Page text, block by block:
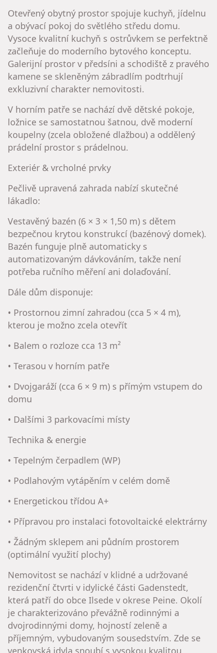
Otevřený obytný prostor spojuje kuchyň, jídelnu
a obývací pokoj do světlého středu domu.
Vysoce kvalitní kuchyň s ostrůvkem se perfektně
začleňuje do moderního bytového konceptu.
Galerijní prostor v předsíni a schodiště z pravého
kamene se skleněným zábradlím podtrhují
exkluzivní charakter nemovitosti.
V horním patře se nachází dvě dětské pokoje,
ložnice se samostatnou šatnou, dvě moderní
koupelny (zcela obložené dlažbou) a oddělený
prádelní prostor s prádelnou.
Exteriér & vrcholné prvky
Pečlivě upravená zahrada nabízí skutečné
lákadlo:
Vestavěný bazén (6 × 3 × 1,50 m) s dětem
bezpečnou krytou konstrukcí (bazénový domek).
Bazén funguje plně automaticky s
automatizovaným dávkováním, takže není
potřeba ručního měření ani dolaďování.
Dále dům disponuje:
• Prostornou zimní zahradou (cca 5 × 4 m),
kterou je možno zcela otevřít
• Balem o rozloze cca 13 m²
• Terasou v horním patře
• Dvojgaráží (cca 6 × 9 m) s přímým vstupem do
domu
• Dalšími 3 parkovacími místy
Technika & energie
• Tepelným čerpadlem (WP)
• Podlahovým vytápěním v celém domě
• Energetickou třídou A+
• Přípravou pro instalaci fotovoltaické elektrárny
• Žádným sklepem ani půdním prostorem
(optimální využití plochy)
Nemovitost se nachází v klidné a udržované
rezidenční čtvrti v idylické části Gadenstedt,
která patří do obce Ilsede v okrese Peine. Okolí
je charakterizováno převážně rodinnými a
dvojrodinnými domy, hojností zeleně a
příjemným, vybudovaným sousedstvím. Zde se
venkovská idyla snoubí s vysokou kvalitou